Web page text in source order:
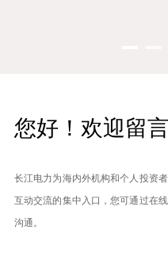
您好！欢迎留
长江电力为海内外机构和个人投资
互动交流的集中入口，您可通过在
沟通。